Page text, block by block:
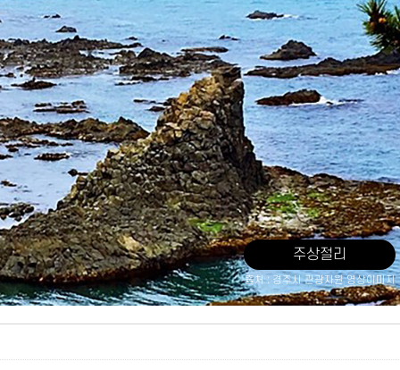
주상절리
출처 : 경주시 관광자원 영상이미지